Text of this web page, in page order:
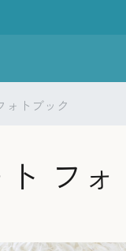
ォトブック
フォ